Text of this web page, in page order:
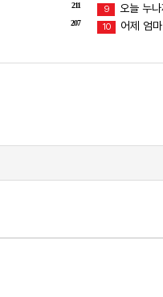
211
207
9 오늘 누
10 어제 엄